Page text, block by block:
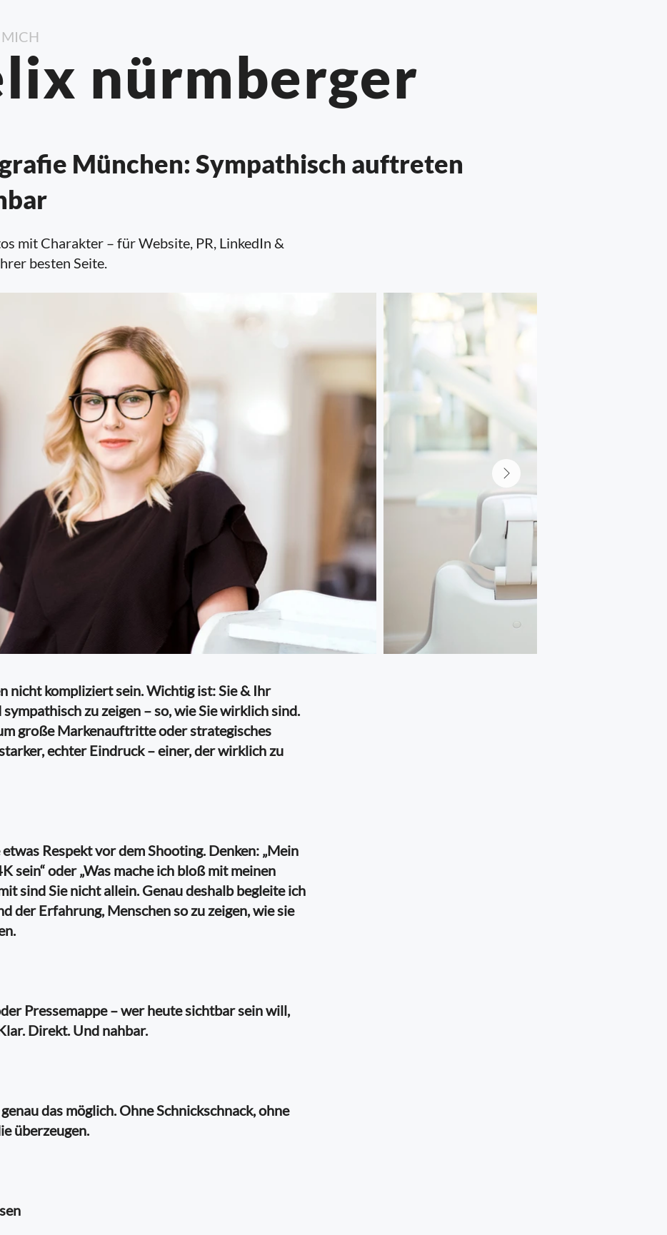
nürmberger
München: Sympathisch auftreten
mit Charakter – für Website, PR, LinkedIn &
besten Seite.
nicht kompliziert sein. Wichtig ist: Sie & Ihr
zu zeigen – so, wie Sie wirklich sind.
große Markenauftritte oder strategisches
echter Eindruck – einer, der wirklich zu
Respekt vor dem Shooting. Denken: „Mein
sein“ oder „Was mache ich bloß mit meinen
sind Sie nicht allein. Genau deshalb begleite ich
der Erfahrung, Menschen so zu zeigen, wie sie
Pressemappe – wer heute sichtbar sein will,
Direkt. Und nahbar.
das möglich. Ohne Schnickschnack, ohne
überzeugen.